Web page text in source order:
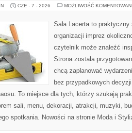
CZE - 7 - 2026 MOŻLIWOŚĆ
Sala Lacerta to praktyczny
organizacji imprez
czytelnik może znaleźć
Strona została
chcą zaplanować
bez przypadkowych
To miejsce dla tych, którzy szukają
sali, menu, dekoracji, atrakcji, muzyki,
spotkania. Nowości na stronie Moda i